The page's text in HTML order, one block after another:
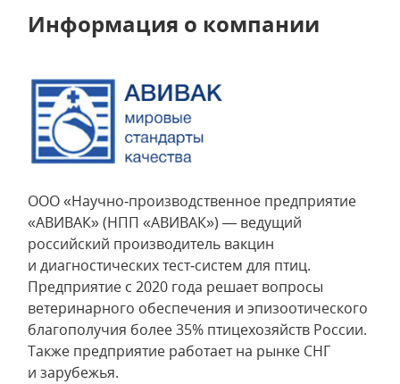
Информация о компании
ООО «Научно‑производственное предприятие
«АВИВАК» (НПП «АВИВАК») — ведущий
российский производитель вакцин
и диагностических тест‑систем для птиц.
Предприятие с 2020 года решает вопросы
ветеринарного обеспечения и эпизоотического
благополучия более 35% птицехозяйств России.
Также предприятие работает на рынке СНГ
и зарубежья.